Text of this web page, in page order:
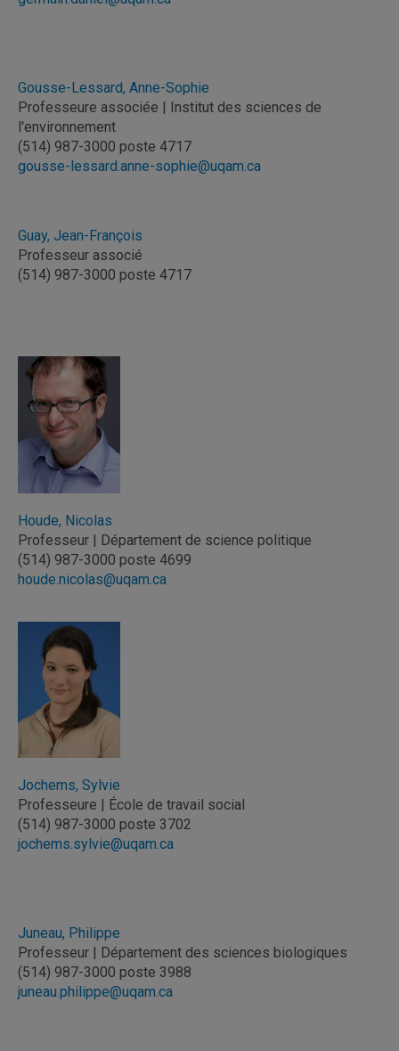
Gousse-Lessard, Anne-Sophie
Professeure associée | Institut des sciences de
l'environnement
(514) 987-3000 poste 4717
gousse-lessard.anne-sophie@uqam.ca
Guay, Jean-François
Professeur associé
(514) 987-3000 poste 4717
Houde, Nicolas
Professeur | Département de science politique
(514) 987-3000 poste 4699
houde.nicolas@uqam.ca
Jochems, Sylvie
Professeure | École de travail social
(514) 987-3000 poste 3702
jochems.sylvie@uqam.ca
Juneau, Philippe
Professeur | Département des sciences biologiques
(514) 987-3000 poste 3988
juneau.philippe@uqam.ca